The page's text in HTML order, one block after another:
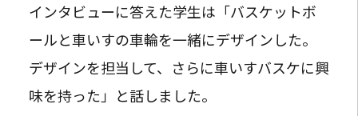
インタビューに答えた学生は「バスケットボ
ールと車いすの車輪を一緒にデザインした。
デザインを担当して、さらに車いすバスケに興
味を持った」と話しました。